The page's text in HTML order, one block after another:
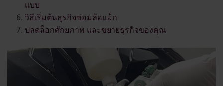
แบบ
วิธีเริ่มต้นธุรกิจซ่อมล้อแม็ก
ปลดล็อกศักยภาพ และขยายธุรกิจของคุณ